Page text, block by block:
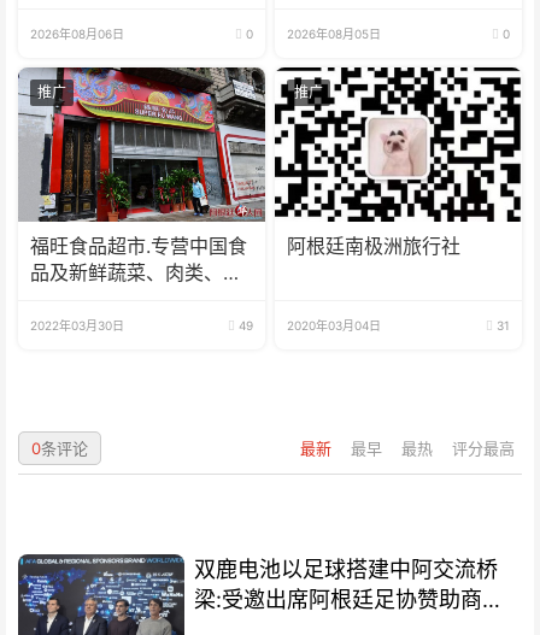
2026年08月06日 0 2026年08月05日 0
推广
福旺食品超市.专营中国食
品及新鲜蔬菜、肉类、
2022年03月30日 49
推广
阿根廷南极洲旅行社
2020年03月04日 31
最新 最早 最热 评分最高
0条评论
双鹿电池以足球搭建中阿交流桥
梁:受邀出席阿根廷足协赞助商招